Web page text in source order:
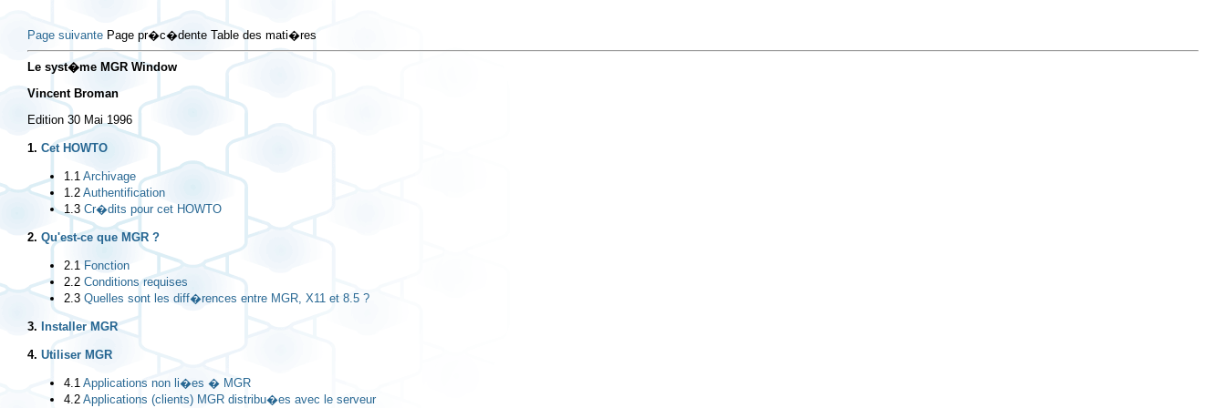
Page suivante Page pr�c�dente Table des mati�res
Le syst�me MGR Window
Vincent Broman
Edition 30 Mai 1996
1. Cet HOWTO
1.1 Archivage
1.2 Authentification
1.3 Cr�dits pour cet HOWTO
2. Qu'est-ce que MGR ?
2.1 Fonction
2.2 Conditions requises
2.3 Quelles sont les diff�rences entre MGR, X11 et 8.5 ?
3. Installer MGR
4. Utiliser MGR
4.1 Applications non li�es � MGR
4.2 Applications (clients) MGR distribu�es avec le serveur